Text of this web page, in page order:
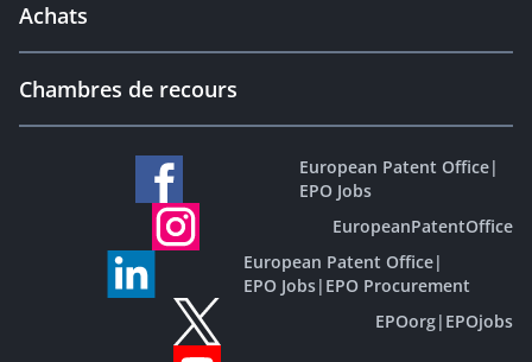
Achats
Chambres de recours
European Patent Office|
EPO Jobs
EuropeanPatentOffice
European Patent Office|
EPO Jobs| EPO Procurement
EPOorg| EPOjobs